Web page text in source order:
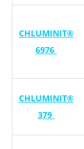
CHLUMINIT®
6976
CHLUMINIT®
379